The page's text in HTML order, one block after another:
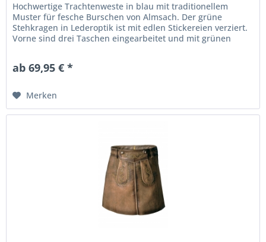
Hochwertige Trachtenweste in blau mit traditionellem
Muster für fesche Burschen von Almsach. Der grüne
Stehkragen in Lederoptik ist mit edlen Stickereien verziert.
Vorne sind drei Taschen eingearbeitet und mit grünen
ab 69,95 € *
Merken